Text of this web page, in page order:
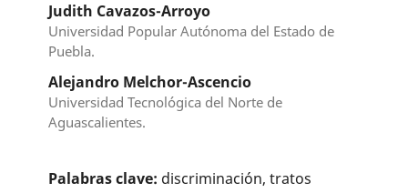
Judith Cavazos-Arroyo
Universidad Popular Autónoma del Estado de
Puebla.
Alejandro Melchor-Ascencio
Universidad Tecnológica del Norte de
Aguascalientes.
Palabras clave: discriminación, tratos